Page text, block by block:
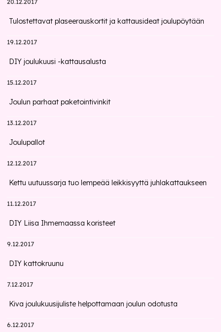
Tulostettavat plaseerauskortit ja kattausideat joulupöytään
19.12.2017
DIY joulukuusi -kattausalusta
15.12.2017
Joulun parhaat paketointivinkit
13.12.2017
Joulupallot
12.12.2017
Kettu uutuussarja tuo lempeää leikkisyyttä juhlakattaukseen
11.12.2017
DIY Liisa Ihmemaassa koristeet
9.12.2017
DIY kattokruunu
7.12.2017
Kiva joulukuusijuliste helpottamaan joulun odotusta
6.12.2017